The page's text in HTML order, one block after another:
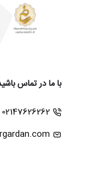
با ما در تماس
02147626262